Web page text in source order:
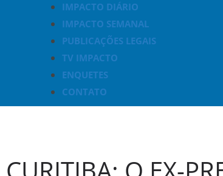
IMPACTO DIÁRIO
IMPACTO SEMANAL
PUBLICAÇÕES LEGAIS
TV IMPACTO
ENQUETES
CONTATO